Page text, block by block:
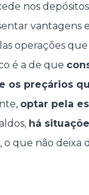
nos
vantagens
operações
é a de que
os preçários
optar pela
há
, o que não deixa